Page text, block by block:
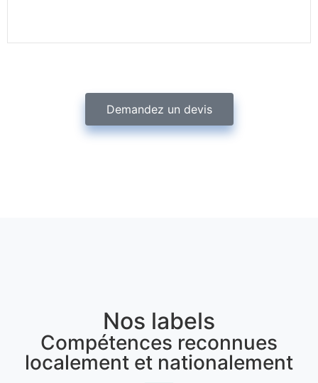
Demandez un devis
Nos labels
Compétences reconnues
localement et nationalement